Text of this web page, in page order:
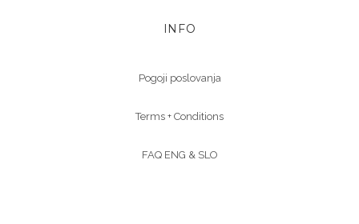
INFO
Pogoji poslovanja
Terms + Conditions
FAQ ENG &SLO